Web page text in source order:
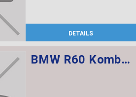
DETAILS
BMW R60 Kombischalter links L=520